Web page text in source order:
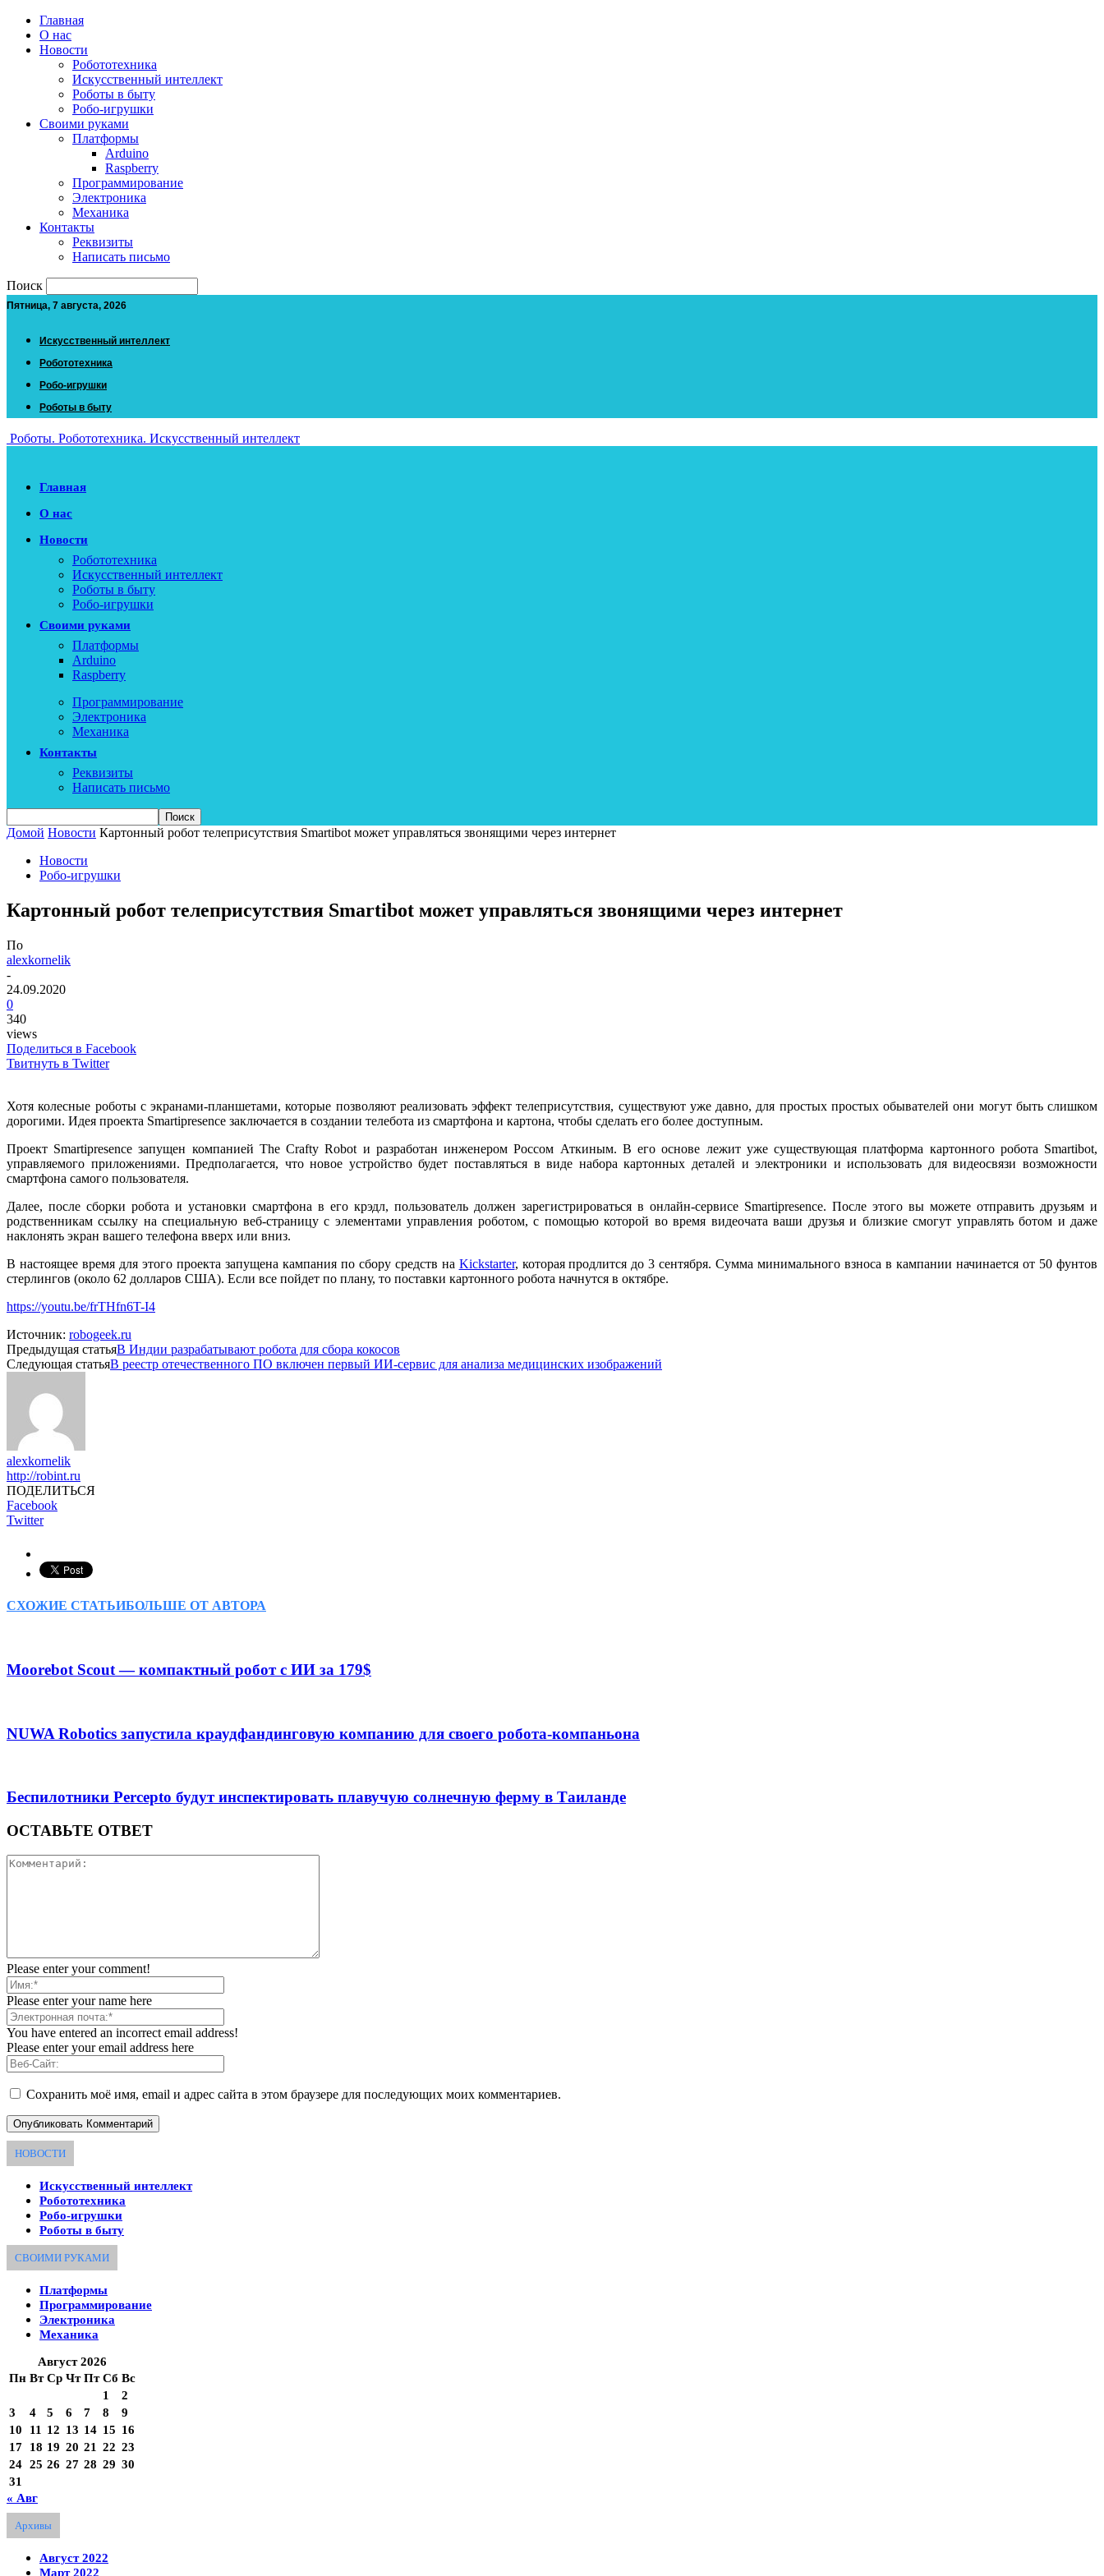
Главная
О нас
Новости
Робототехника
Искусственный интеллект
Роботы в быту
Робо-игрушки
Своими руками
Платформы
Arduino
Raspberry
Программирование
Электроника
Механика
Контакты
Реквизиты
Написать письмо
Поиск
Пятница, 7 августа, 2026
Искусственный интеллект
Робототехника
Робо-игрушки
Роботы в быту
Роботы. Робототехника. Искусственный интеллект
Главная
О нас
Новости
Робототехника
Искусственный интеллект
Роботы в быту
Робо-игрушки
Своими руками
Платформы
Arduino
Raspberry
Программирование
Электроника
Механика
Контакты
Реквизиты
Написать письмо
Домой Новости Картонный робот телеприсутствия Smartibot может управляться звонящими через интернет
Новости
Робо-игрушки
Картонный робот телеприсутствия Smartibot может управляться звонящими через интернет
По
alexkornelik
-
24.09.2020
0
340
views
Поделиться в Facebook
Твитнуть в Twitter
Хотя колесные роботы с экранами-планшетами, которые позволяют реализовать эффект телеприсутствия, существуют уже давно, для простых простых обывателей они могут быть слишком
дорогими. Идея проекта Smartipresence заключается в создании телебота из смартфона и картона, чтобы сделать его более доступным.
Проект Smartipresence запущен компанией The Crafty Robot и разработан инженером Россом Аткиным. В его основе лежит уже существующая платформа картонного робота Smartibot,
управляемого приложениями. Предполагается, что новое устройство будет поставляться в виде набора картонных деталей и электроники и использовать для видеосвязи возможности
смартфона самого пользователя.
Далее, после сборки робота и установки смартфона в его крэдл, пользователь должен зарегистрироваться в онлайн-сервисе Smartipresence. После этого вы можете отправить друзьям и
родственникам ссылку на специальную веб-страницу с элементами управления роботом, с помощью которой во время видеочата ваши друзья и близкие смогут управлять ботом и даже
наклонять экран вашего телефона вверх или вниз.
В настоящее время для этого проекта запущена кампания по сбору средств на Kickstarter, которая продлится до 3 сентября. Сумма минимального взноса в кампании начинается от 50 фунтов
стерлингов (около 62 долларов США). Если все пойдет по плану, то поставки картонного робота начнутся в октябре.
https://youtu.be/frTHfn6T-I4
Источник: robogeek.ru
Предыдущая статьяВ Индии разрабатывают робота для сбора кокосов
Следующая статьяВ реестр отечественного ПО включен первый ИИ-сервис для анализа медицинских изображений
alexkornelik
http://robint.ru
ПОДЕЛИТЬСЯ
Facebook
Twitter
СХОЖИЕ СТАТЬИБОЛЬШЕ ОТ АВТОРА
Moorebot Scout — компактный робот с ИИ за 179$
NUWA Robotics запустила краудфандинговую компанию для своего робота-компаньона
Беспилотники Percepto будут инспектировать плавучую солнечную ферму в Таиланде
ОСТАВЬТЕ ОТВЕТ
Please enter your comment!
Please enter your name here
You have entered an incorrect email address!
Please enter your email address here
Сохранить моё имя, email и адрес сайта в этом браузере для последующих моих комментариев.
НОВОСТИ
Искусственный интеллект
Робототехника
Робо-игрушки
Роботы в быту
СВОИМИ РУКАМИ
Платформы
Программирование
Электроника
Механика
Август 2026
Пн Вт Ср Чт Пт Сб Вс
1
2
3
4 5 6 7 8
9
10
11 12 13 14 15 16
17
18 19 20 21 22 23
24 25 26 27 28 29 30
31
« Авг
Архивы
Август 2022
Март 2022